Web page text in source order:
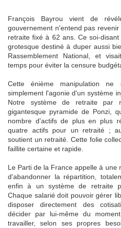
François Bayrou vient de
gouvernement n'entend pas
retraite fixé à 62 ans. Ce soi-
grotesque destiné à duper aussi
Rassemblement National, et
temps pour éviter la censure
Cette énième manipulation ne
simplement l'agonie d'un système
Notre système de retraite par
gigantesque pyramide de Ponzi,
nombre d'actifs de plus en plus
quatre actifs pour un retraité ;
soutient un retraité. Cette folie
faillite certaine et rapide.
Le Parti de la France appelle à une
d'abandonner la répartition,
enfin à un système de retraite
Chaque salarié doit pouvoir gérer
disposer directement des
décider par lui-même du
travailler, selon ses propres